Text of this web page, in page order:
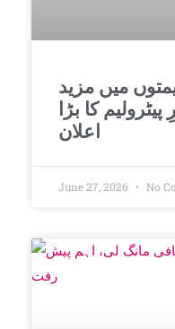
میں مزید
کا بڑا
اعلان
June 27, 2026 No